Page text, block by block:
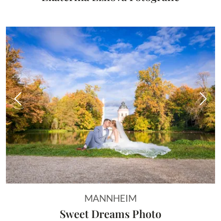
Vorheriges Bild
MANNHEIM
Sweet Dreams Photo